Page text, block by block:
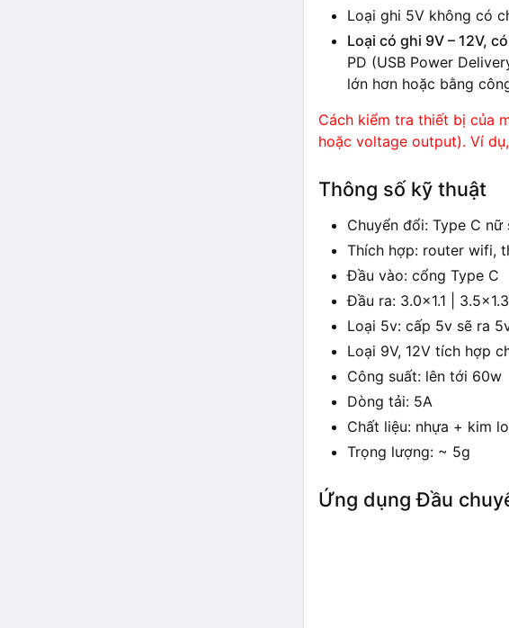
Loại ghi 5V không có
Loại có ghi 9V – 12V,
PD (USB Power
lớn hơn hoặc bằng
Cách kiểm tra thiết bị của
hoặc voltage output). Ví
Thông số kỹ thuật
Chuyển đổi: Type C
Thích hợp: router wifi,
Đầu vào: cổng Type C
Đầu ra: 3.0×1.1 |
Loại 5v: cấp 5v sẽ ra
Loại 9V, 12V tích hợp
Công suất: lên tới 60w
Dòng tải: 5A
Chất liệu: nhựa + kim
Trọng lượng: ~ 5g
Ứng dụng Đầu